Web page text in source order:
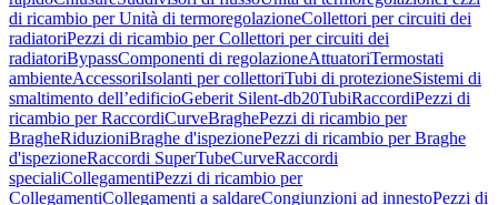
di ricambio per Unità di termoregolazioneCollettori per circuiti dei
radiatoriPezzi di ricambio per Collettori per circuiti dei
radiatoriBypassComponenti di regolazioneAttuatoriTermostati
ambienteAccessoriIsolanti per collettoriTubi di protezioneSistemi di
smaltimento dell’edificioGeberit Silent-db20TubiRaccordiPezzi di
ricambio per RaccordiCurveBraghePezzi di ricambio per
BragheRiduzioniBraghe d'ispezionePezzi di ricambio per Braghe
d'ispezioneRaccordi SuperTubeCurveRaccordi
specialiCollegamentiPezzi di ricambio per
CollegamentiCollegamenti a saldareCongiunzioni ad innestoPezzi di